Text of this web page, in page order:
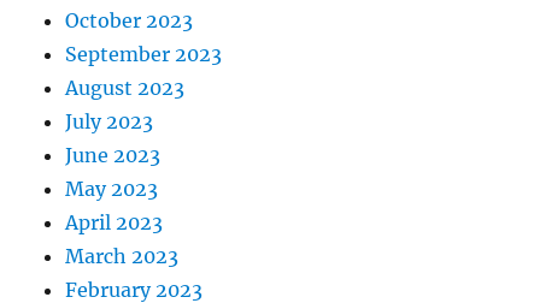
October 2023
September 2023
August 2023
July 2023
June 2023
May 2023
April 2023
March 2023
February 2023